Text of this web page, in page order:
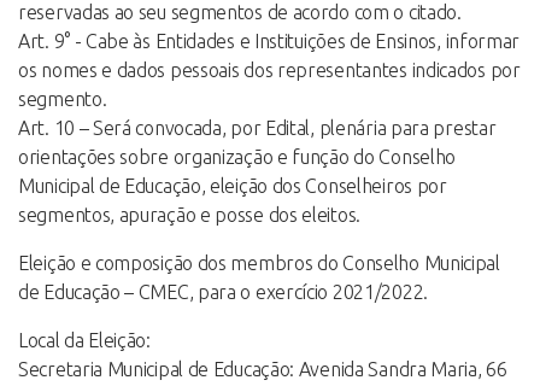
reservadas ao seu segmentos de acordo com o citado.
Art. 9° - Cabe às Entidades e Instituições de Ensinos, informar
os nomes e dados pessoais dos representantes indicados por
segmento.
Art. 10 – Será convocada, por Edital, plenária para prestar
orientações sobre organização e função do Conselho
Municipal de Educação, eleição dos Conselheiros por
segmentos, apuração e posse dos eleitos.
Eleição e composição dos membros do Conselho Municipal
de Educação – CMEC, para o exercício 2021/2022.
Local da Eleição:
Secretaria Municipal de Educação: Avenida Sandra Maria, 66